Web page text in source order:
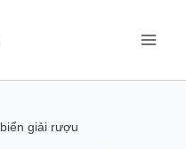
giải rượu